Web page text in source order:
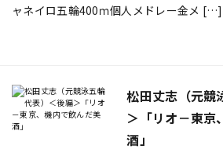
ャネイロ五輪400ｍ個人メドレー金メ […]
松田丈志（元競
＞「リオ－東京
酒」